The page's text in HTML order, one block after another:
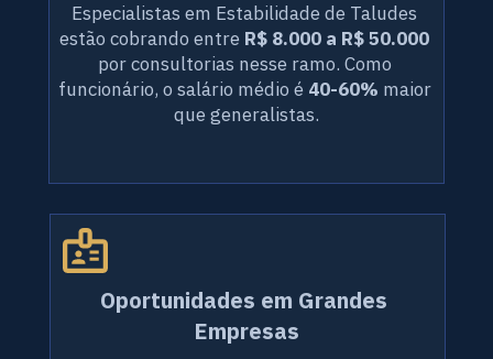
Oportunidades em Grandes
Empresas
Especialistas em Estabilidade de Taludes
estão cobrando entre R$ 8.000 a R$ 50.000
por consultorias nesse ramo. Como
funcionário, o salário médio é 40-60% maior
que generalistas.